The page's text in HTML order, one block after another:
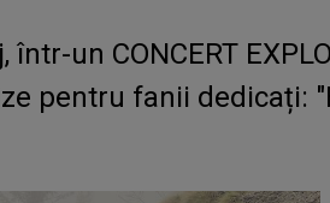
un CONCERT
pentru fanii dedicați: